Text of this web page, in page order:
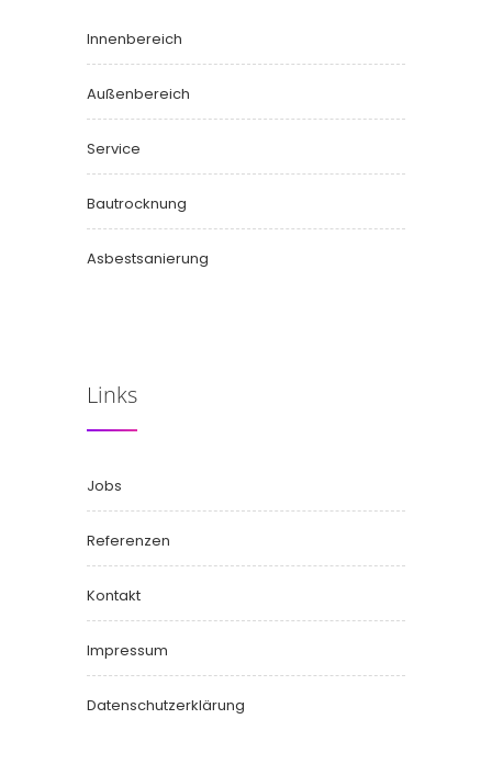
Innenbereich
Außenbereich
Service
Bautrocknung
Asbestsanierung
Links
Jobs
Referenzen
Kontakt
Impressum
Datenschutzerklärung